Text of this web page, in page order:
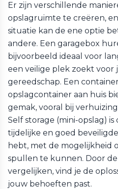
Er zijn verschillende
opslagruimte te creëren,
situatie kan de ene optie
andere. Een garagebox
bijvoorbeeld ideaal voor
een veilige plek zoekt voor
gereedschap. Een
opslagcontainer aan huis
gemak, vooral bij
Self storage (mini-opslag)
tijdelijke en goed
hebt, met de mogelijkheid
spullen te kunnen. Door
vergelijken, vind je de
jouw behoeften past.